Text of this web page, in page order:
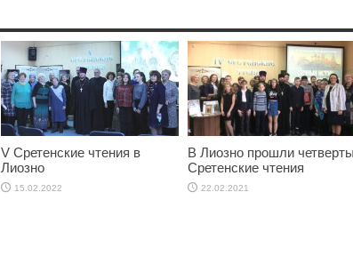
V Сретенские чтения в
Лиозно
15.02.2022
В Лиозно прошли
Сретенские чтения
22.02.2021